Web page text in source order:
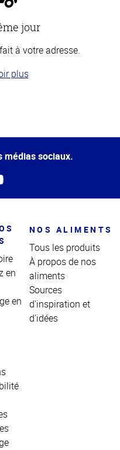
jour
à votre adresse.
plus
médias sociaux.
en
en
NOS ALIMENTS
Tous les produits
À propos de nos
aliments
Sources
d'inspiration et
d'idées